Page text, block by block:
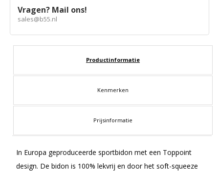
Vragen? Mail ons!
sales@b55.nl
Productinformatie
Kenmerken
Prijsinformatie
In Europa geproduceerde sportbidon met een Toppoint
design. De bidon is 100% lekvrij en door het soft-squeeze